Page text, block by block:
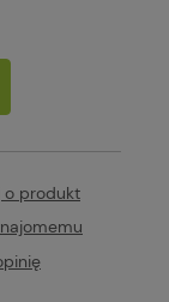
o produkt